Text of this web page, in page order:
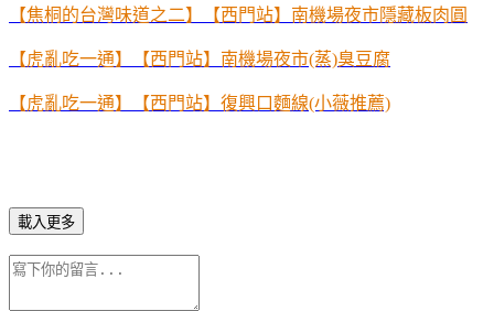
【焦桐的台灣味道之二】【西門站】南機場夜市隱藏板肉圓
【虎亂吃一通】【西門站】南機場夜市(蒸)臭豆腐
【虎亂吃一通】【西門站】復興口麵線(小薇推薦)
載入更多